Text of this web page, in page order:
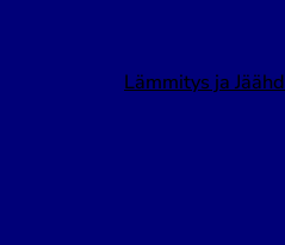
Lämmitys ja